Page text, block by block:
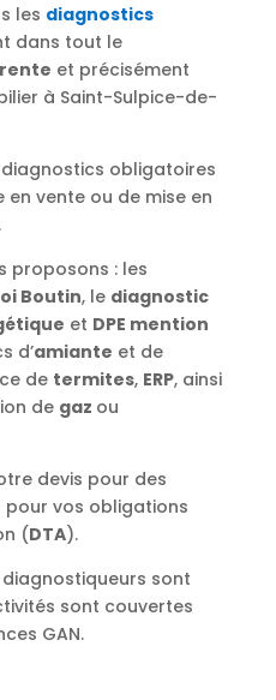
les diagnostics
dans tout le
et précisément
à Saint-Sulpice-de-
obligatoires
vente ou de mise en
proposons : les
Boutin, le diagnostic
et DPE mention
d’amiante et de
de termites, ERP, ainsi
de gaz ou
devis pour des
vos obligations
(DTA).
sont
sont couvertes
GAN.